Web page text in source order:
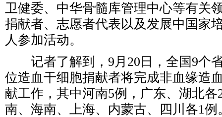
卫健委、中华骨髓库管理中心等有关
捐献者、志愿者代表以及发展中国家
人参加活动。
记者了解到，9月20日，全国9个
位造血干细胞捐献者将完成非血缘造
献工作，其中河南5例，广东、湖北各
南、海南、上海、内蒙古、四川各1